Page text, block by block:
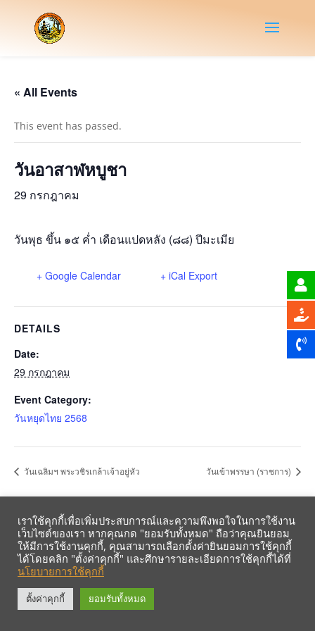
« All Events
This event has passed.
วันอาสาฬหบูชา
29 กรกฎาคม
วันพุธ ขึ้น ๑๕ ค่ำ เดือนแปดหลัง (๘๘) ปีมะเมีย
+ Google Calendar + iCal Export
DETAILS
Date:
29 กรกฎาคม
Event Category:
วันหยุดไทย 2568
วันเฉลิมฯ พระวชิรเกล้าเจ้าอยู่หัว วันเข้าพรรษา (ราชการ)
รับข้อมูลข่าวสารจากสหกรณ์ฯ ผ่าน LINE ก่อนใคร คลิก!
เราใช้คุกกี้เพื่อเพิ่มประสบการณ์และความพึงพอใจในการใช้งาน
เว็บไซต์ของเรา หากคุณกด "ยอมรับทั้งหมด" ถือว่าคุณยินยอม
ให้มีการใช้งานคุกกี้, คุณสามารถเลือกตั้งค่ายินยอมการใช้คุกกี้
ได้โดยคลิก "ตั้งค่าคุกกี้" และศึกษารายละเอียดการใช้คุกกี้ได้ที่
นโยบายการใช้คุกกี้
ตั้งค่าคุกกี้ ยอมรับทั้งหมด